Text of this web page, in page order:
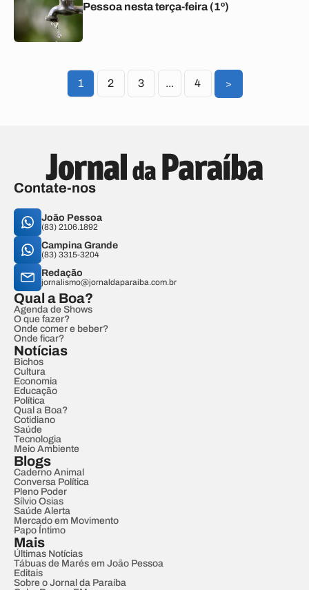
Pessoa nesta terça-feira (1º)
1 2 3 ... 4 >
Contate-nos
João Pessoa
(83) 2106.1892
Campina Grande
(83) 3315-3204
Redação
jornalismo@jornaldaparaiba.com.br
Qual a Boa?
Agenda de Shows
O que fazer?
Onde comer e beber?
Onde ficar?
Notícias
Bichos
Cultura
Economia
Educação
Política
Qual a Boa?
Cotidiano
Saúde
Tecnologia
Meio Ambiente
Blogs
Caderno Animal
Conversa Política
Pleno Poder
Sílvio Osias
Saúde Alerta
Mercado em Movimento
Papo Íntimo
Mais
Últimas Notícias
Tábuas de Marés em João Pessoa
Editais
Sobre o Jornal da Paraíba